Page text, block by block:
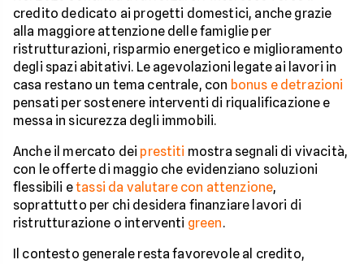
credito dedicato ai progetti domestici, anche grazie
alla maggiore attenzione delle famiglie per
ristrutturazioni, risparmio energetico e miglioramento
degli spazi abitativi. Le agevolazioni legate ai lavori in
casa restano un tema centrale, con bonus e detrazioni
pensati per sostenere interventi di riqualificazione e
messa in sicurezza degli immobili.
Anche il mercato dei prestiti mostra segnali di vivacità,
con le offerte di maggio che evidenziano soluzioni
flessibili etassi da valutare con attenzione,
soprattutto per chi desidera finanziare lavori di
ristrutturazione o interventi green.
Il contesto generale resta favorevole al credito,